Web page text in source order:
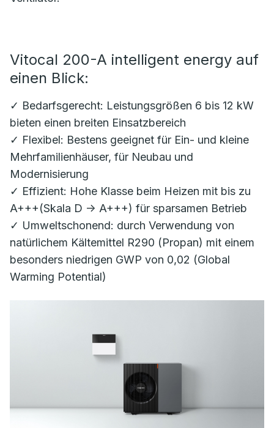
Vitocal 200-A intelligent energy auf
einen Blick:
✓ Bedarfsgerecht: Leistungsgrößen 6 bis 12 kW
bieten einen breiten Einsatzbereich
✓ Flexibel: Bestens geeignet für Ein- und kleine
Mehrfamilienhäuser, für Neubau und
Modernisierung
✓ Effizient: Hohe Klasse beim Heizen mit bis zu
A+++(Skala D -> A+++) für sparsamen Betrieb
✓ Umweltschonend: durch Verwendung von
natürlichem Kältemittel R290 (Propan) mit einem
besonders niedrigen GWP von 0,02 (Global
Warming Potential)